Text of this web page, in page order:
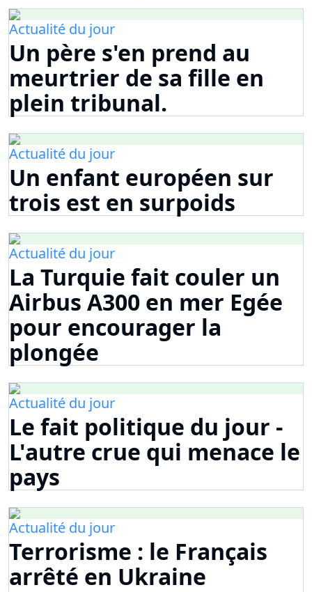
Actualité du jour
Un père s'en prend au
meurtrier de sa fille en
plein tribunal.
Actualité du jour
Un enfant européen sur
trois est en surpoids
Actualité du jour
La Turquie fait couler un
Airbus A300 en mer Egée
pour encourager la
plongée
Actualité du jour
Le fait politique du jour -
L'autre crue qui menace le
pays
Actualité du jour
Terrorisme : le Français
arrêté en Ukraine